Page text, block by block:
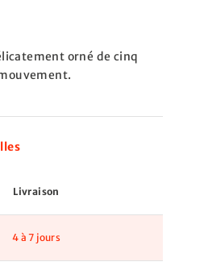
orné de cinq
Livraison
4 à 7 jours